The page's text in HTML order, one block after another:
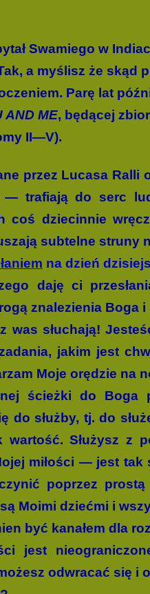
Swamiego w
a myślisz że skąd
Parę lat
AND ME, będącej
II—V).
przez Lucasa
— trafiają do serc
coś dziecinnie
subtelne struny
na dzień
daję ci
znalezienia Boga
was słuchają!
jakim jest
Moje orędzie na
ścieżki do Boga
do służby, tj. do
wartość. Służysz z
miłości — jest tak
poprzez
Moi­mi dziećmi i
być kanałem dla
jest
odwracać się i